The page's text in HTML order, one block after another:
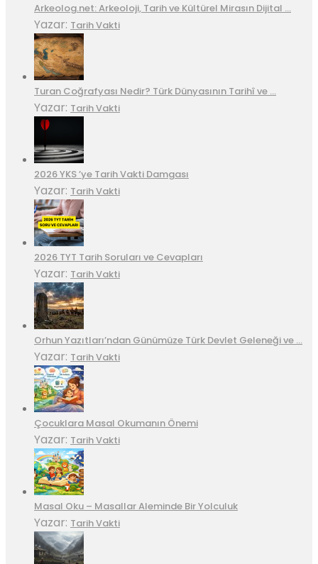
Arkeolog.net: Arkeoloji, Tarih ve Kültürel Mirasın Dijital …
Yazar: Tarih Vakti
Turan Coğrafyası Nedir? Türk Dünyasının Tarihî ve …
Yazar: Tarih Vakti
2026 YKS ’ye Tarih Vakti Damgası
Yazar: Tarih Vakti
2026 TYT Tarih Soruları ve Cevapları
Yazar: Tarih Vakti
Orhun Yazıtları’ndan Günümüze Türk Devlet Geleneği ve …
Yazar: Tarih Vakti
Çocuklara Masal Okumanın Önemi
Yazar: Tarih Vakti
Masal Oku – Masallar Aleminde Bir Yolculuk
Yazar: Tarih Vakti